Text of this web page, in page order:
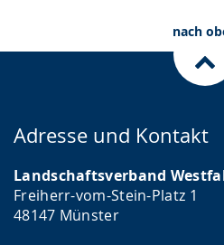
nach
Adresse und Kontakt
Landschaftsverband
Freiherr-vom-Stein-Platz 1
48147 Münster